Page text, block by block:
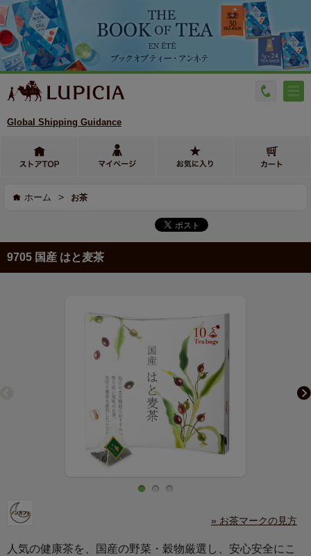
Global Shipping Guidance
ホーム > お茶
9705 国産 はと麦茶
» お茶マークの見方
人気の健康茶を、国産の野菜・穀物厳選し、安心安全にこ